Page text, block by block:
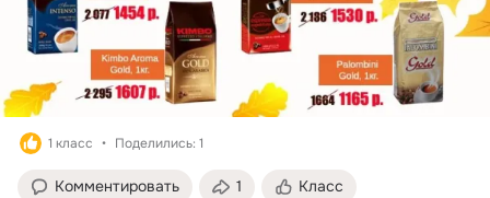
1 класс Поделились: 1
Комментировать 1 Класс